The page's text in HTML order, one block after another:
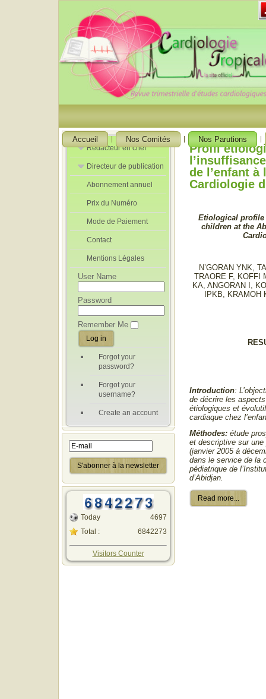
Accueil Nos Comités Nos Parutions
Rédacteur en chef
Rédacteurs en
Chef Adjoint
Directeur de publication
Directeur de
publication
adjoint
Abonnement annuel
Prix du Numéro
Mode de Paiement
Contact
Mentions Légales
User Name
Password
Remember Me
Forgot your
password?
Forgot your
username?
Create an account
Today
Total :
4697
6842273
Visitors Counter
Profil
de l’enfant à
Cardiologie
Etiological
children at the
N’GORAN YNK,
TRAORE F, KOFFI
KA, ANGORAN I,
IPKB, KRAMOH
Introduction:
de décrire les
étiologiques et
cardiaque chez
Méthodes: étude
et descriptive sur une
(janvier 2005 à
dans le service de la
pédiatrique de
d’Abidjan.
Read more...